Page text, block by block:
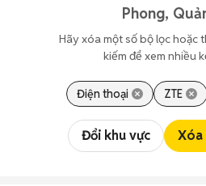
Phong,
Hãy xóa một số bộ lọc hoặc
kiếm để xem nhiều
Điện thoại ZTE
Đổi khu vực Xóa